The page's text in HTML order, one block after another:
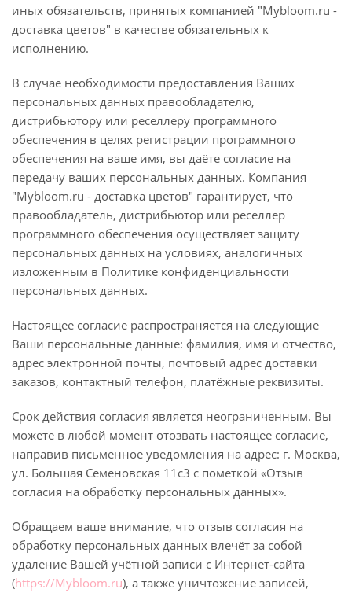
иных обязательств, принятых компанией "Mybloom.ru -
доставка цветов" в качестве обязательных к
исполнению.
В случае необходимости предоставления Ваших
персональных данных правообладателю,
дистрибьютору или реселлеру программного
обеспечения в целях регистрации программного
обеспечения на ваше имя, вы даёте согласие на
передачу ваших персональных данных. Компания
"Mybloom.ru - доставка цветов" гарантирует, что
правообладатель, дистрибьютор или реселлер
программного обеспечения осуществляет защиту
персональных данных на условиях, аналогичных
изложенным в Политике конфиденциальности
персональных данных.
Настоящее согласие распространяется на следующие
Ваши персональные данные: фамилия, имя и отчество,
адрес электронной почты, почтовый адрес доставки
заказов, контактный телефон, платёжные реквизиты.
Срок действия согласия является неограниченным. Вы
можете в любой момент отозвать настоящее согласие,
направив письменное уведомления на адрес: г. Москва,
ул. Большая Семеновская 11с3 с пометкой «Отзыв
согласия на обработку персональных данных».
Обращаем ваше внимание, что отзыв согласия на
обработку персональных данных влечёт за собой
удаление Вашей учётной записи с Интернет-сайта
(https://Mybloom.ru), а также уничтожение записей,